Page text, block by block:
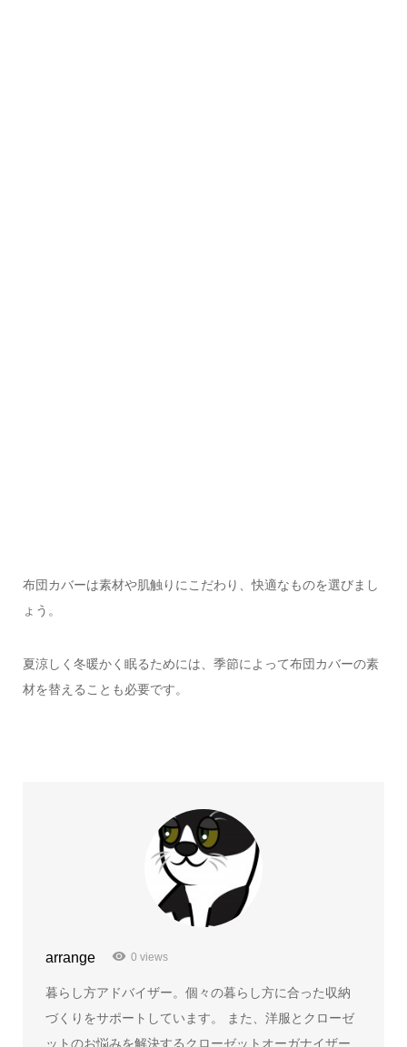
布団カバーは素材や肌触りにこだわり、快適なものを選びまし
ょう。
夏涼しく冬暖かく眠るためには、季節によって布団カバーの素
材を替えることも必要です。
arrange 0 views
暮らし方アドバイザー。個々の暮らし方に合った収納
づくりをサポートしています。 また、洋服とクローゼ
ットのお悩みを解決するクローゼットオーガナイザー